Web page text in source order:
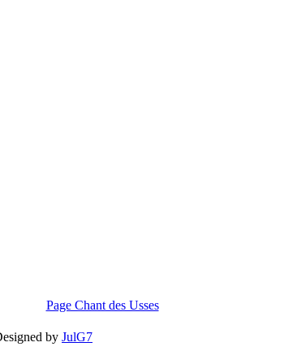
Page Chant des Usses
by JulG7